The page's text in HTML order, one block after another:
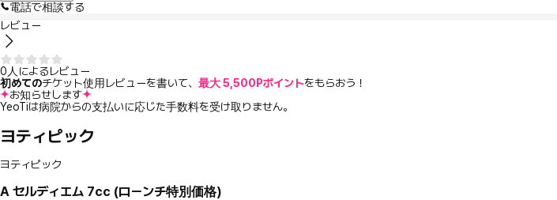
電話で相談する
レビュー
0人によるレビュー
初めてのチケット使用レビューを書いて、 最大 5,500Pポイントをもらおう！
お知らせします
YeoTiは病院からの支払いに応じた手数料を受け取りません。
ヨティピック
ヨティピック
A セルディエム 7cc (ローンチ特別価格)